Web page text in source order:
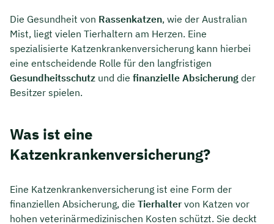
Die Gesundheit von Rassenkatzen, wie der Australian
Mist, liegt vielen Tierhaltern am Herzen. Eine
spezialisierte Katzenkrankenversicherung kann hierbei
eine entscheidende Rolle für den langfristigen
Gesundheitsschutz und die finanzielle Absicherung der
Besitzer spielen.
Was ist eine
Katzenkrankenversicherung?
Eine Katzenkrankenversicherung ist eine Form der
finanziellen Absicherung, die Tierhalter von Katzen vor
hohen veterinärmedizinischen Kosten schützt. Sie deckt